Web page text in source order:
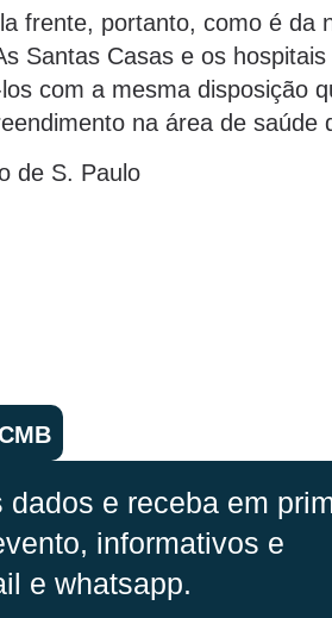
frente, portanto, como é da
Santas Casas e os
com a mesma disposição
na área de saúde
de S. Paulo
e receba em
informativos e
e whatsapp.